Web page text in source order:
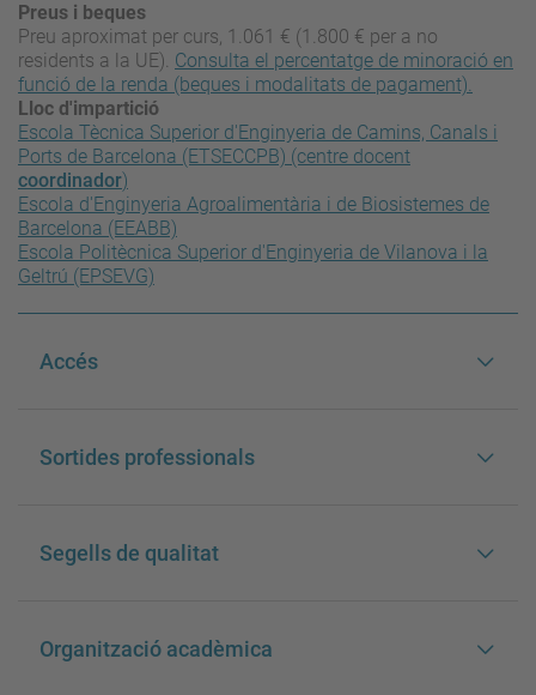
Preus i beques
Preu aproximat per curs, 1.061 € (1.800 € per a no
residents a la UE). Consulta el percentatge de minoració en
funció de la renda (beques i modalitats de pagament).
Lloc d'impartició
Escola Tècnica Superior d'Enginyeria de Camins, Canals i
Ports de Barcelona (ETSECCPB) (centre docent
coordinador)
Escola d'Enginyeria Agroalimentària i de Biosistemes de
Barcelona (EEABB)
Escola Politècnica Superior d'Enginyeria de Vilanova i la
Geltrú (EPSEVG)
Accés
Sortides professionals
Segells de qualitat
Organització acadèmica